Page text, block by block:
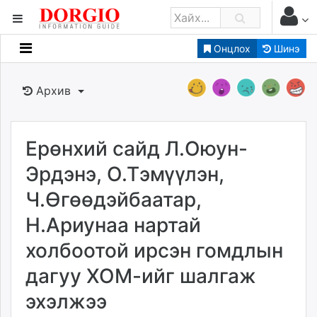
Онцлох Шинэ
Мэдээллийн
Банк санхүү
Бизнес ААН
Төрийн
Нийслэлийн
dorgio.mn
Gogo.mn
news.mn
zindaa.mn
tovch.mn
Архив
Ерөнхий сайд Л.Оюун-
Эрдэнэ, О.Тэмүүлэн,
Ч.Өгөөдэйбаатар,
Н.Ариунаа нартай
холбоотой ирсэн гомдлын
дагуу ХОМ-ийг шалгаж
эхэлжээ